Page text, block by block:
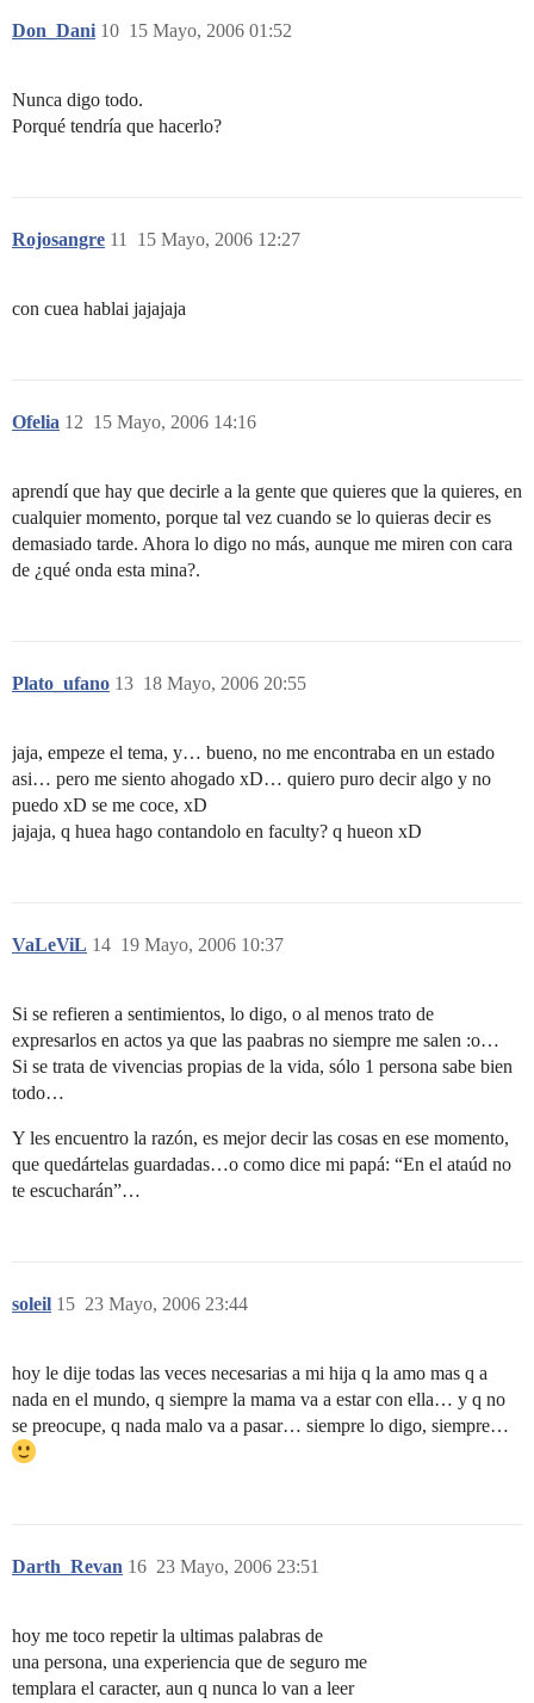
Don_Dani 15 Mayo, 2006 01:52
10
Nunca digo todo.
Porqué tendría que hacerlo?
Rojosangre 15 Mayo, 2006 12:27
11
con cuea hablai jajajaja
Ofelia 15 Mayo, 2006 14:16
12
aprendí que hay que decirle a la gente que quieres que la quieres, en
cualquier momento, porque tal vez cuando se lo quieras decir es
demasiado tarde. Ahora lo digo no más, aunque me miren con cara
de ¿qué onda esta mina?.
Plato_ufano 18 Mayo, 2006 20:55
13
jaja, empeze el tema, y… bueno, no me encontraba en un estado
asi… pero me siento ahogado xD… quiero puro decir algo y no
puedo xD se me coce, xD
jajaja, q huea hago contandolo en faculty? q hueon xD
VaLeViL 19 Mayo, 2006 10:37
14
Si se refieren a sentimientos, lo digo, o al menos trato de
expresarlos en actos ya que las paabras no siempre me salen :o…
Si se trata de vivencias propias de la vida, sólo 1 persona sabe bien
todo…
Y les encuentro la razón, es mejor decir las cosas en ese momento,
que quedártelas guardadas…o como dice mi papá: “En el ataúd no
te escucharán”…
soleil 23 Mayo, 2006 23:44
15
hoy le dije todas las veces necesarias a mi hija q la amo mas q a
nada en el mundo, q siempre la mama va a estar con ella… y q no
se preocupe, q nada malo va a pasar… siempre lo digo, siempre…
Darth_Revan 23 Mayo, 2006 23:51
16
hoy me toco repetir la ultimas palabras de
una persona, una experiencia que de seguro me
templara el caracter, aun q nunca lo van a leer